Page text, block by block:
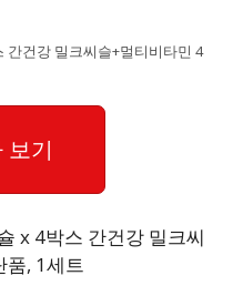
간건강 밀크씨슬+멀티비타민 4
보기
x 4박스 간건강 밀크씨
, 1세트